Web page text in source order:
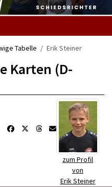
Tabelle Erik Steiner
Karten (D-
zum Profil
von
Erik Steiner